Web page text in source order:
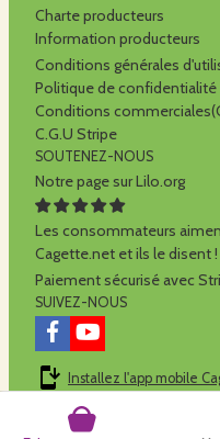
Charte producteurs
Information producteurs
Conditions générales
Politique de confidentialité
Conditions
C.G.U Stripe
SOUTENEZ-NOUS
Notre page sur Lilo.org
Les consommateurs
Cagette.net et ils le disent !
Paiement sécurisé avec
SUIVEZ-NOUS
Installez l'app mobile
Cagette.net est réalisé par la